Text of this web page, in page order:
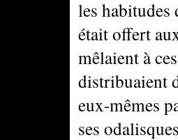
les habitudes
était offert
mêlaient à
distribuaient
eux-mêmes
ses